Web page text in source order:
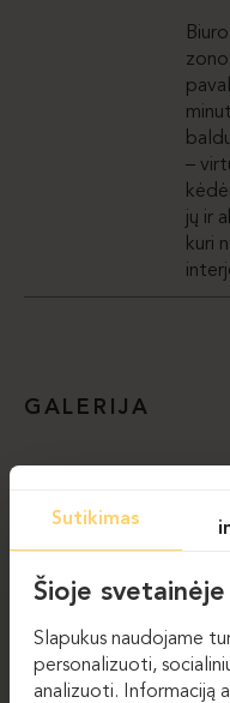
–
jų ir
kuri
GALERIJA
Sutikimas
Šioje
Slapukus naudojame
personalizuoti,
analizuoti. Informaciją